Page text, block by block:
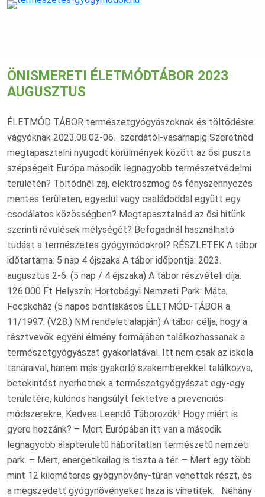
ÖNISMERETI ÉLETMÓDTÁBOR 2023
AUGUSZTUS
ÉLETMÓD TÁBOR természetgyógyászoknak és töltődésre
vágyóknak 2023.08.02-06. szerdától-vasárnapig Szeretnéd
megtapasztalni nyugodt körülmények között az ősi puszta
szépségeit Európa második legnagyobb természetvédelmi
területén? Töltődnél zaj, elektroszmog és fényszennyezés
mentes területen, egyedül vagy családoddal együtt egy
csodálatos közösségben? Megtapasztalnád az ősi hitünk
szerinti révülések mélységét? Befogadnál használható
tudást a természetes gyógymódokról? RÉSZLETEK A tábor
időtartama: 5 nap 4 éjszaka A tábor időpontja: 2023.
augusztus 2-6. (5 nap / 4 éjszaka) A tábor részvételi díja:
126.000 Ft Helyszín: Hortobágyi Nemzeti Park: Máta,
Fecskeház (5 napos bentlakásos ÉLETMÓD-TÁBOR a
11/1997. (V.28.) NM rendelet alapján) A tábor célja, hogy a
résztvevők egyéni élmény formájában találkozhassanak a
természetgyógyászat gyakorlatával. Itt nem csak az iskola
tanáraival, hanem más gyakorló szakemberekkel találkozva,
betekintést nyerhetnek a természetgyógyászat egy-egy
területére, különös hangsúlyt fektetve a prevenciós
módszerekre. Kedves Leendő Táborozók! Hogy miért is
gyere hozzánk? – Mert Európában itt van a második
legnagyobb alapterületű háborítatlan természetű nemzeti
park. – Mert, energetikailag is tiszta a tér. – Mert egy több
mint 12 kilométeres gyógynövény-túrán vehettek részt, és
a megszedett gyógynövényeket haza is vihetitek. Néhány